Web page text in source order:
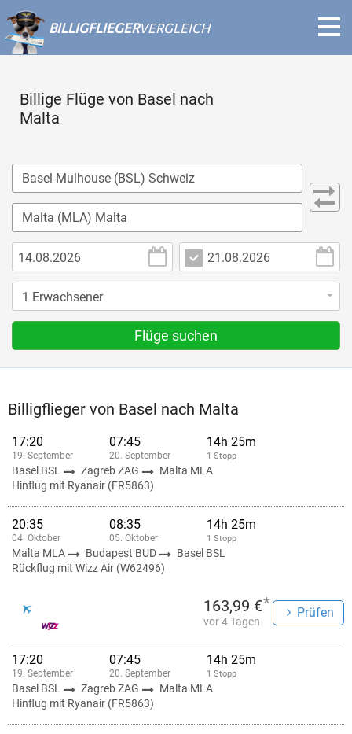
BILLIGFLIEGERVERGLEICH
Billige Flüge von Basel nach
Malta
Flüge suchen
Billigflieger von Basel nach Malta
17:20
19. September
07:45
20. September
14h 25m
1 Stopp
Basel BSL Zagreb ZAG
Malta MLA
Hinflug mit Ryanair (FR5863)
20:35
04. Oktober
08:35
05. Oktober
14h 25m
1 Stopp
Malta MLA Budapest BUD
Basel BSL
Rückflug mit Wizz Air (W62496)
163,99 €*
vor 4 Tagen
Prüfen
17:20
19. September
07:45
20. September
14h 25m
1 Stopp
Basel BSL Zagreb ZAG
Malta MLA
Hinflug mit Ryanair (FR5863)